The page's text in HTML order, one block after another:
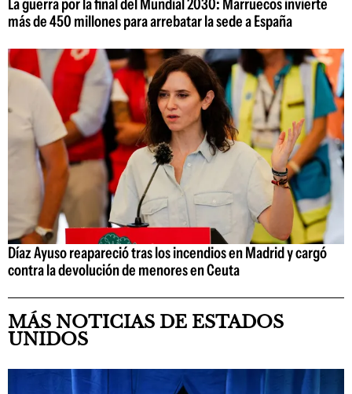
La guerra por la final del Mundial 2030: Marruecos invierte
más de 450 millones para arrebatar la sede a España
Díaz Ayuso reapareció tras los incendios en Madrid y cargó
contra la devolución de menores en Ceuta
MÁS NOTICIAS DE ESTADOS
UNIDOS